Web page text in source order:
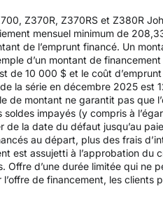
Z370R, Z370RS et Z380R
mensuel minimum de
de l’emprunt financé. Un
d’un montant de
10 000 $ et le coût
la série en décembre 2025 est
de montant ne garantit pas que
impayés (y compris à
la date du défaut jusqu’au
au départ, plus des frais
est assujetti à l’approbation du
d’une durée limitée qui ne
de financement, les clients